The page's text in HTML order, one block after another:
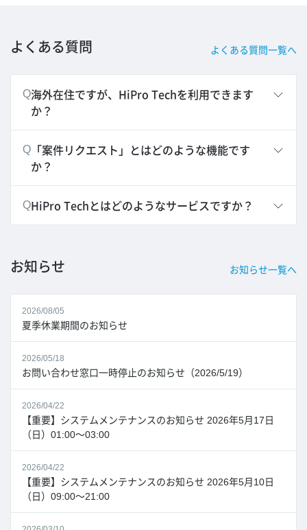
よくある質問 よくある質問一覧へ
Q海外在住ですが、HiPro Techを利用できます
か？
Q
「案件リクエスト」とはどのような機能です
か？
QHiPro Techとはどのようなサービスですか？
お知らせ お知らせ一覧へ
2026/08/05
夏季休業期間のお知らせ
2026/05/18
お問い合わせ窓口一時停止のお知らせ（2026/5/19）
2026/04/22
【重要】システムメンテナンスのお知らせ 2026年5月17日
（日）01:00～03:00
2026/04/22
【重要】システムメンテナンスのお知らせ 2026年5月10日
（日）09:00～21:00